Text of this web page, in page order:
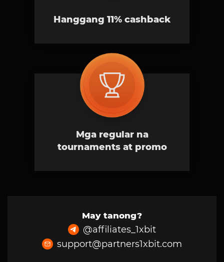
Hanggang 11% cashback
Mga regular na
tournaments at promo
May tanong?
@affiliates_1xbit
support@partners1xbit.com